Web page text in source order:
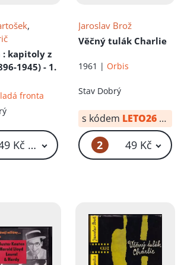
,
: kapitoly z
1945) - 1.
fronta
49 Kč – 59 Kč
Jaroslav Brož
Věčný tulák Charlie
1961 | Orbis
Stav Dobrý
s kódem LETO26 od:
2 49 Kč